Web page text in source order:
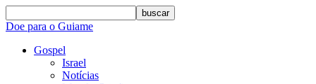
buscar
Doe para o Guiame
Gospel
Israel
Notícias